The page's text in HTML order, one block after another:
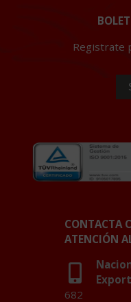
Registrate
CONTACTA
ATENCIÓN
682